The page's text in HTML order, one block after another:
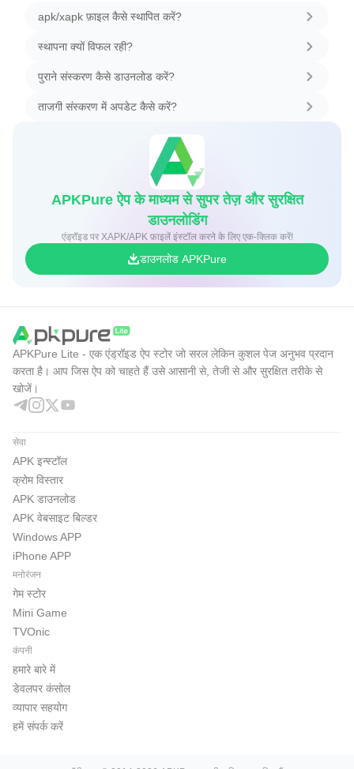
apk/xapk फ़ाइल कैसे स्थापित करें?
स्थापना क्यों विफल रही?
पुराने संस्करण कैसे डाउनलोड करें?
ताजगी संस्करण में अपडेट कैसे करें?
APKPure ऐप के माध्यम से सुपर तेज़ और सुरक्षित
डाउनलोडिंग
एंड्रॉइड पर XAPK/APK फ़ाइलें इंस्टॉल करने के लिए एक-क्लिक करें!
डाउनलोड APKPure
APKPure Lite - एक एंड्रॉइड ऐप स्टोर जो सरल लेकिन कुशल पेज अनुभव प्रदान
करता है। आप जिस ऐप को चाहते हैं उसे आसानी से, तेजी से और सुरक्षित तरीके से
खोजें।
सेवा
APK इन्स्टॉल
क्रोम विस्तार
APK डाउनलोड
APK वेबसाइट बिल्डर
Windows APP
iPhone APP
मनोरंजन
गेम स्टोर
Mini Game
TVOnic
कंपनी
हमारे बारे में
डेवलपर कंसोल
व्यापार सहयोग
हमें संपर्क करें